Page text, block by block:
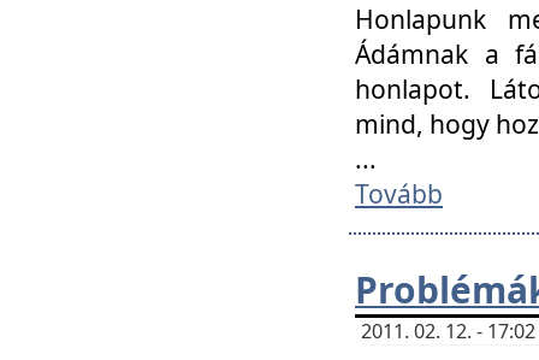
Honlapunk
Ádámnak a
honlapot.
mind, hogy
...
Tovább
2011. 02. 12. -